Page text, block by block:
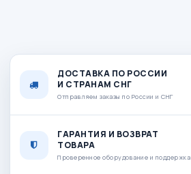
ДОСТАВКА ПО РОССИИ
И СТРАНАМ СНГ
Отправляем заказы по России и СНГ
ГАРАНТИЯ И ВОЗВРАТ
ТОВАРА
Проверенное оборудование и поддержка